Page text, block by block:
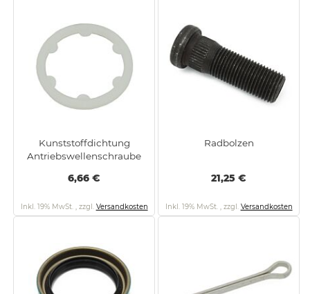
Kunststoffdichtung
Antriebswellenschraube
6,66 €
Inkl. 19% MwSt. , zzgl. Versandkosten
Radbolzen
21,25 €
Inkl. 19% MwSt. , zzgl. Versandkosten